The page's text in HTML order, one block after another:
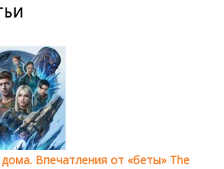
Впечатления от «беты» The